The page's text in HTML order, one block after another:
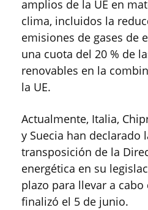
amplios de la UE en
clima, incluidos la
emisiones de gases de
una cuota del 20 % de
renovables en la
la UE.
Actualmente, Italia,
y Suecia han declarado
transposición de la
energética en su
plazo para llevar a
finalizó el 5 de junio.